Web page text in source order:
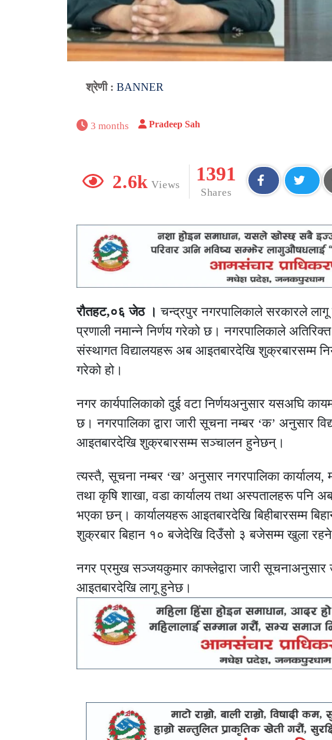
श्रेणी : BANNER
3 months Pradeep Sah
2.6k Views
1391
Shares
राैतहट,०६ जेठ । चन्द्रपुर नगरपालिकाले सरकारले लागू
प्रणाली नमान्ने निर्णय गरेको छ। नगरपालिकाले अतिरिक्त
संस्थागत विद्यालयहरू अब आइतबारदेखि शुक्रबारसम्म
गरेको हो।
नगर कार्यपालिकाको दुई वटा निर्णयअनुसार यसअघि
छ। नगरपालिका द्वारा जारी सूचना नम्बर ‘क’ अनुसार
आइतबारदेखि शुक्रबारसम्म सञ्चालन हुनेछन्।
त्यस्तै, सूचना नम्बर ‘ख’ अनुसार नगरपालिका
तथा कृषि शाखा, वडा कार्यालय तथा अस्पतालहरू पनि
भएका छन्। कार्यालयहरू आइतबारदेखि बिहीबारसम्म
शुक्रबार बिहान १० बजेदेखि दिउँसो ३ बजेसम्म खुला
नगर प्रमुख सञ्जयकुमार काफ्लेद्वारा जारी
आइतबारदेखि लागू हुनेछ।